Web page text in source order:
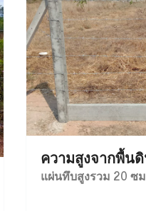
ความสูงจากพื้น
แผ่นทึบสูงรวม 20 ซ